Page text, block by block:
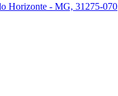
Horizonte - MG, 31275-070